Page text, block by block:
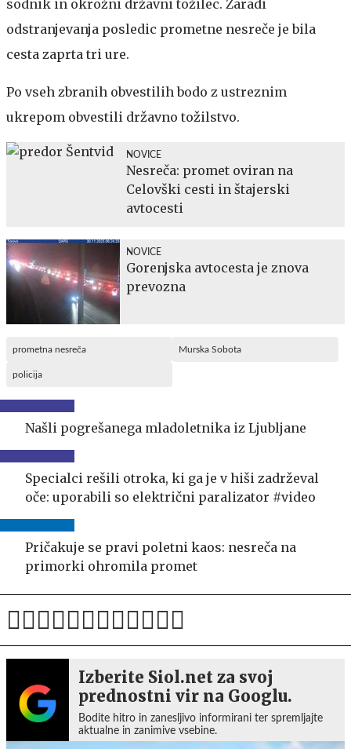
sodnik in okrožni državni tožilec. Zaradi
odstranjevanja posledic prometne nesreče je bila
cesta zaprta tri ure.
Po vseh zbranih obvestilih bodo z ustreznim
ukrepom obvestili državno tožilstvo.
NOVICE
Nesreča: promet oviran na
Celovški cesti in štajerski
avtocesti
NOVICE
Gorenjska avtocesta je znova
prevozna
prometna nesreča Murska Sobota
policija
Našli pogrešanega mladoletnika iz Ljubljane
Specialci rešili otroka, ki ga je v hiši zadrževal
oče: uporabili so električni paralizator #video
Pričakuje se pravi poletni kaos: nesreča na
primorki ohromila promet
Izberite Siol.net za svoj
prednostni vir na Googlu.
Bodite hitro in zanesljivo informirani ter spremljajte
aktualne in zanimive vsebine.